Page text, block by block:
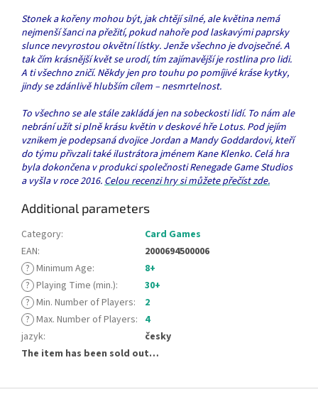
Stonek a kořeny mohou být, jak chtějí silné, ale květina nemá
nejmenší šanci na přežití, pokud nahoře pod laskavými paprsky
slunce nevyrostou okvětní lístky. Jenže všechno je dvojsečné. A
tak čím krásnější květ se urodí, tím zajímavější je rostlina pro lidi.
A ti všechno zničí. Někdy jen pro touhu po pomíjivé kráse kytky,
jindy se zdánlivě hlubším cílem – nesmrtelnost.
To všechno se ale stále zakládá jen na sobeckosti lidí. To nám ale
nebrání užít si plně krásu květin v deskové hře Lotus. Pod jejím
vznikem je podepsaná dvojice Jordan a Mandy Goddardovi, kteří
do týmu přivzali také ilustrátora jménem Kane Klenko. Celá hra
byla dokončena v produkci společnosti Renegade Game Studios
a vyšla v roce 2016. Celou recenzi hry si můžete přečíst zde.
Additional parameters
Category:
Card Games
EAN:
2000694500006
? Minimum Age:
8+
? Playing Time (min.):
30+
? Min. Number of Players:
2
? Max. Number of Players: 4
jazyk:
česky
The item has been sold out…